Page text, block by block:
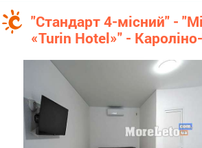
"Стандарт 4-місний" -
«Turin Hotel»" -